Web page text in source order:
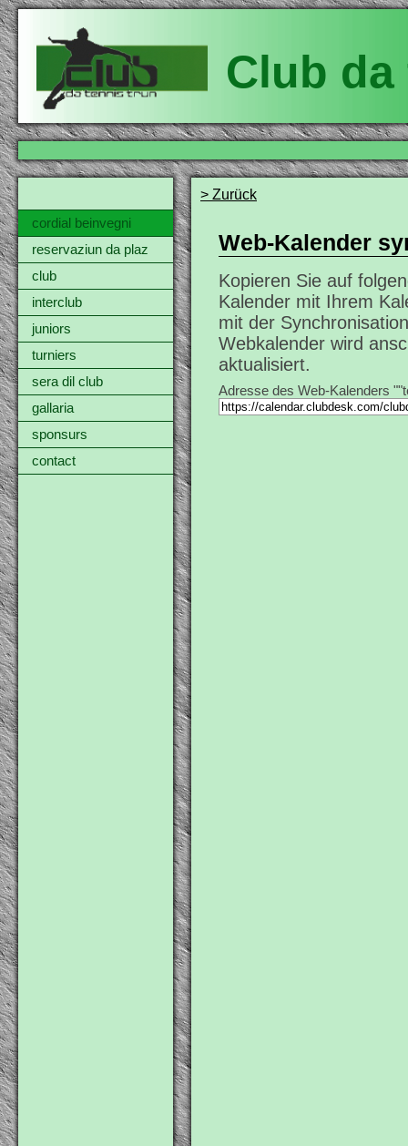
Club
cordial beinvegni
reservaziun da plaz
club
interclub
juniors
turniers
sera dil club
gallaria
sponsurs
contact
> Zurück
Web-Kalender
Kopieren Sie auf
Kalender mit Ihrem
mit der
Webkalender wird
aktualisiert.
Adresse des Web-Kalenders